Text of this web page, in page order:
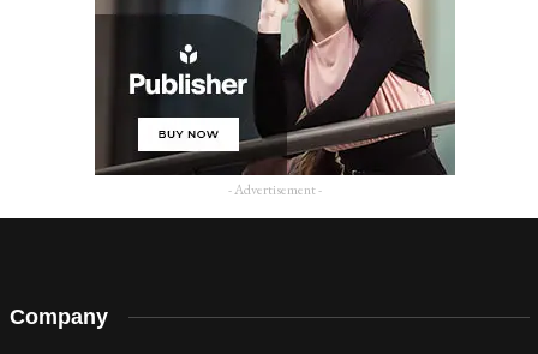
- Advertisement -
Company